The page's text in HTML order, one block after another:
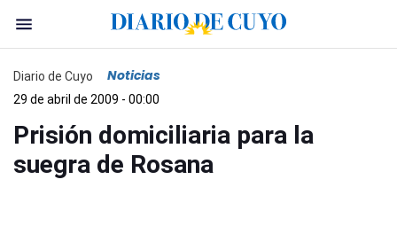
Diario de Cuyo Noticias
29 de abril de 2009 - 00:00
Prisión domiciliaria para la
suegra de Rosana